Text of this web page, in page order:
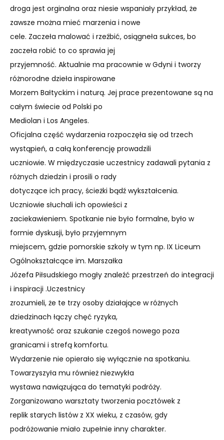
droga jest orginalna oraz niesie wspaniały przykład, że
zawsze można mieć marzenia i nowe
cele. Zaczeła malować i rzeźbić, osiągneła sukces, bo
zaczeła robić to co sprawia jej
przyjemność. Aktualnie ma pracownie w Gdyni i tworzy
różnorodne dzieła inspirowane
Morzem Bałtyckim i naturą. Jej prace prezentowane są na
całym świecie od Polski po
Mediolan i Los Angeles.
Oficjalna część wydarzenia rozpoczęła się od trzech
wystąpień, a całą konferencję prowadzili
uczniowie. W międzyczasie uczestnicy zadawali pytania z
różnych dziedzin i prosili o rady
dotyczące ich pracy, ścieżki bądź wykształcenia.
Uczniowie słuchali ich opowieści z
zaciekawieniem. Spotkanie nie było formalne, było w
formie dyskusji, było przyjemnym
miejscem, gdzie pomorskie szkoły w tym np. IX Liceum
Ogólnokształcące im. Marszałka
Józefa Piłsudskiego mogły znaleźć przestrzeń do integracji
i inspiracji .Uczestnicy
zrozumieli, że te trzy osoby działające w różnych
dziedzinach łączy chęć ryzyka,
kreatywność oraz szukanie czegoś nowego poza
granicami i strefą komfortu.
Wydarzenie nie opierało się wyłącznie na spotkaniu.
Towarzyszyła mu również niezwykła
wystawa nawiązująca do tematyki podróży.
Zorganizowano warsztaty tworzenia pocztówek z
replik starych listów z XX wieku, z czasów, gdy
podróżowanie miało zupełnie inny charakter.